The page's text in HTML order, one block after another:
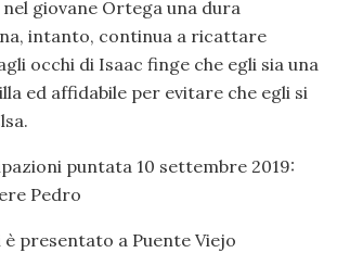
giovane Ortega una dura
intanto, continua a ricattare
occhi di Isaac finge che egli sia una
ed affidabile per evitare che egli si
puntata 10 settembre 2019:
Pedro
presentato a Puente Viejo